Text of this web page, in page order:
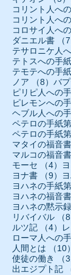
コリント人へ
コリント人へ
コロサイ人へ
ダニエル書
（7
テサロニケ人
テトスへの手紙
テモテへの手
ノア
（8） 8件
バ
ピリピ人への
ピレモンへの
ヘブル人への
ペテロの手紙
ペテロの手紙
マタイの福音書
マルコの福音書
モーセ
（4） 4
ヨナ書
（9） 9
ヨハネの手紙
ヨハネの福音書
ヨハネの黙示録
リバイバル
（8
ルツ記
（4） 4
ローマ人への
人間とは
（10）
使徒の働き
（
出エジプト記